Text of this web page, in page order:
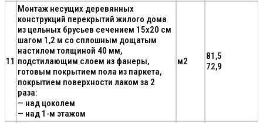
11
Монтаж несущих деревянных
конструкций перекрытий жилого дома
из цельных брусьев сечением 15х20 см
шагом 1,2 м со сплошным дощатым
настилом толщиной 40 мм,
подстилающим слоем из фанеры,
готовым покрытием пола из паркета,
покрытием поверхности лаком за 2
раза:
— над цоколем
— над 1-м этажом
м2
81,5
72,9